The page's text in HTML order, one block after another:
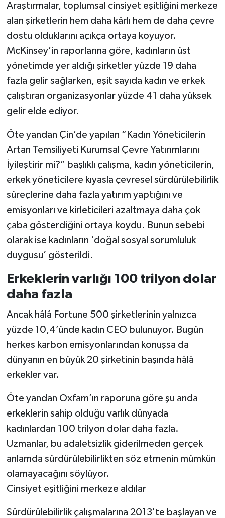
Araştırmalar, toplumsal cinsiyet eşitliğini merkeze
alan şirketlerin hem daha kârlı hem de daha çevre
dostu olduklarını açıkça ortaya koyuyor.
McKinsey’in raporlarına göre, kadınların üst
yönetimde yer aldığı şirketler yüzde 19 daha
fazla gelir sağlarken, eşit sayıda kadın ve erkek
çalıştıran organizasyonlar yüzde 41 daha yüksek
gelir elde ediyor.
Öte yandan Çin’de yapılan “Kadın Yöneticilerin
Artan Temsiliyeti Kurumsal Çevre Yatırımlarını
İyileştirir mi?” başlıklı çalışma, kadın yöneticilerin,
erkek yöneticilere kıyasla çevresel sürdürülebilirlik
süreçlerine daha fazla yatırım yaptığını ve
emisyonları ve kirleticileri azaltmaya daha çok
çaba gösterdiğini ortaya koydu. Bunun sebebi
olarak ise kadınların ‘doğal sosyal sorumluluk
duygusu’ gösterildi.
Erkeklerin varlığı 100 trilyon dolar
daha fazla
Ancak hâlâ Fortune 500 şirketlerinin yalnızca
yüzde 10,4’ünde kadın CEO bulunuyor. Bugün
herkes karbon emisyonlarından konuşsa da
dünyanın en büyük 20 şirketinin başında hâlâ
erkekler var.
Öte yandan Oxfam’ın raporuna göre şu anda
erkeklerin sahip olduğu varlık dünyada
kadınlardan 100 trilyon dolar daha fazla.
Uzmanlar, bu adaletsizlik giderilmeden gerçek
anlamda sürdürülebilirlikten söz etmenin mümkün
olamayacağını söylüyor.
Cinsiyet eşitliğini merkeze aldılar
Sürdürülebilirlik çalışmalarına 2013'te başlayan ve